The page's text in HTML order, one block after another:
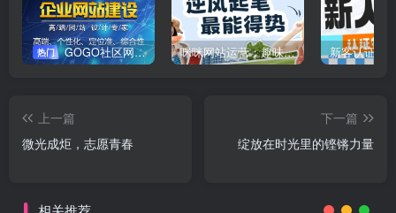
热门 GOGO社区网站搭建(自助服务) 咪咪网站运营：趣味性悄悄飘起的成功风头 新客认证优
上一篇
微光成炬，志愿青春
下一篇
绽放在时光里的铿锵力量